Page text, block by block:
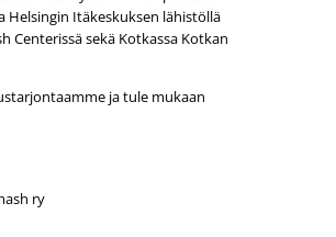
Helsingin Itäkeskuksen lähistöllä
Centerissä sekä Kotkassa Kotkan
ja tule mukaan
ry